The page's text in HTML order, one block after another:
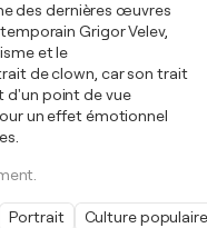
des dernières œuvres
Grigor Velev,
et le
de clown, car son trait
d'un point de vue
un effet émotionnel
Portrait Culture populaire